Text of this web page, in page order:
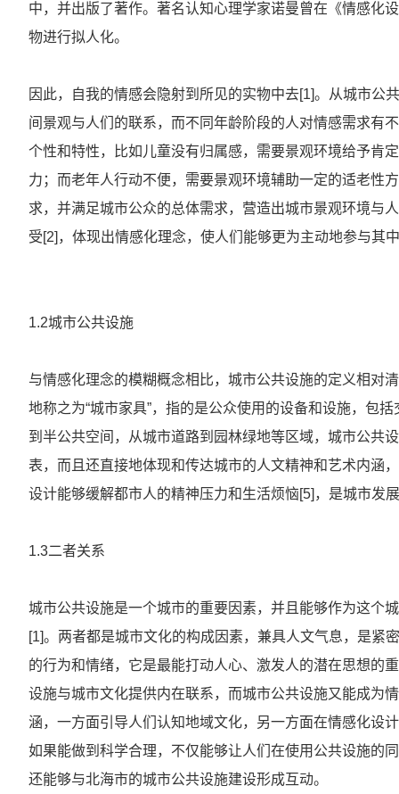
中，并出版了著作。著名认知心理学家诺曼曾在《情感化
物进行拟人化。
因此，自我的情感会隐射到所见的实物中去[1]。从城市公
间景观与人们的联系，而不同年龄阶段的人对情感需求有
个性和特性，比如儿童没有归属感，需要景观环境给予肯
力；而老年人行动不便，需要景观环境辅助一定的适老性
求，并满足城市公众的总体需求，营造出城市景观环境与
受[2]，体现出情感化理念，使人们能够更为主动地参与其
1.2城市公共设施
与情感化理念的模糊概念相比，城市公共设施的定义相对
地称之为“城市家具”，指的是公众使用的设备和设施，包
到半公共空间，从城市道路到园林绿地等区域，城市公共
表，而且还直接地体现和传达城市的人文精神和艺术内涵
设计能够缓解都市人的精神压力和生活烦恼[5]，是城市发
1.3二者关系
城市公共设施是一个城市的重要因素，并且能够作为这个
[1]。两者都是城市文化的构成因素，兼具人文气息，是紧
的行为和情绪，它是最能打动人心、激发人的潜在思想的
设施与城市文化提供内在联系，而城市公共设施又能成为
涵，一方面引导人们认知地域文化，另一方面在情感化设
如果能做到科学合理，不仅能够让人们在使用公共设施的
还能够与北海市的城市公共设施建设形成互动。